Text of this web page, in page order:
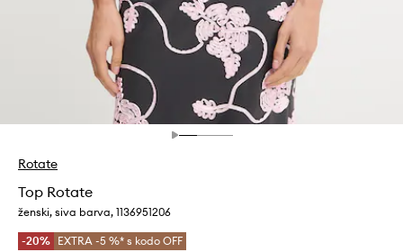
Rotate
Top Rotate
ženski, siva barva, 1136951206
-20% EXTRA -5 %* s kodo OFF